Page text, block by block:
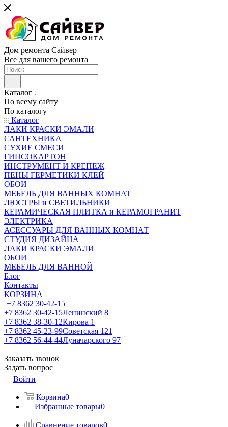
Дом ремонта Сайвер
Все для вашего ремонта
Каталог
По всему сайту
По каталогу
Каталог
ЛАКИ КРАСКИ ЭМАЛИ
САНТЕХНИКА
СУХИЕ СМЕСИ
ГИПСОКАРТОН
ИНСТРУМЕНТ И КРЕПЕЖ
ПЕНЫ ГЕРМЕТИКИ КЛЕЙ
ОБОИ
МЕБЕЛЬ ДЛЯ ВАННЫХ КОМНАТ
ЛЮСТРЫ и СВЕТИЛЬНИКИ
КЕРАМИЧЕСКАЯ ПЛИТКА и КЕРАМОГРАНИТ
ЭЛЕКТРИКА
АСЕССУАРЫ ДЛЯ ВАННЫХ КОМНАТ
СТУДИЯ ДИЗАЙНА
ЛАКИ КРАСКИ ЭМАЛИ
ОБОИ
МЕБЕЛЬ ДЛЯ ВАННОЙ
Блог
Контакты
КОРЗИНА
+7 8362 30-42-15
+7 8362 30-42-15Ленинский 8
+7 8362 38-30-12Кирова 1
+7 8362 45-23-99Советская 121
+7 8362 56-44-44Луначарского 97
Заказать звонок
Задать вопрос
Войти
Корзина0
Избранные товары0
Сравнение товаров0